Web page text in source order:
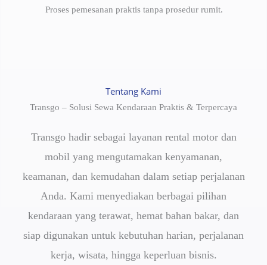
Proses pemesanan praktis tanpa prosedur rumit.
Tentang Kami
Transgo – Solusi Sewa Kendaraan Praktis & Terpercaya
Transgo hadir sebagai layanan rental motor dan
mobil yang mengutamakan kenyamanan,
keamanan, dan kemudahan dalam setiap perjalanan
Anda. Kami menyediakan berbagai pilihan
kendaraan yang terawat, hemat bahan bakar, dan
siap digunakan untuk kebutuhan harian, perjalanan
kerja, wisata, hingga keperluan bisnis.